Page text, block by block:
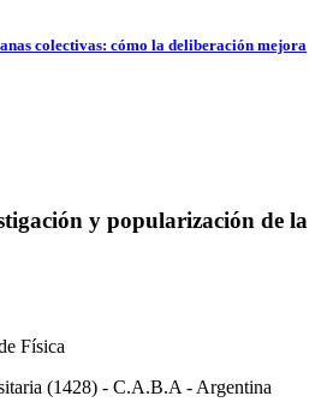
colectivas: cómo la deliberación mejora
y popularización de la
Física
(1428) - C.A.B.A - Argentina